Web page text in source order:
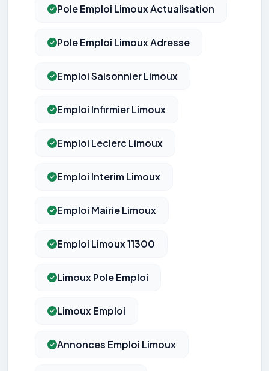
Pole Emploi Limoux Actualisation
Pole Emploi Limoux Adresse
Emploi Saisonnier Limoux
Emploi Infirmier Limoux
Emploi Leclerc Limoux
Emploi Interim Limoux
Emploi Mairie Limoux
Emploi Limoux 11300
Limoux Pole Emploi
Limoux Emploi
Annonces Emploi Limoux